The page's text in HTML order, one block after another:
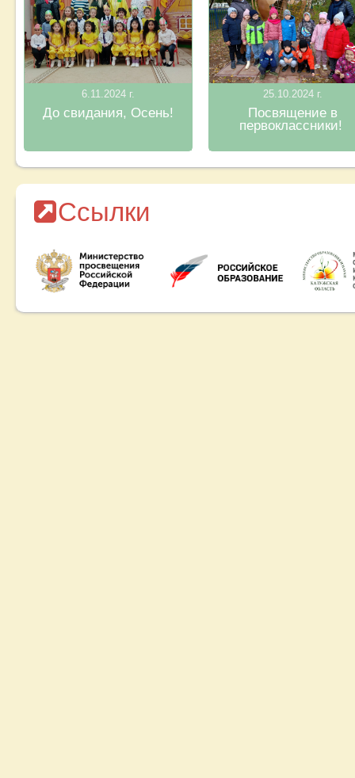
6.11.2024 г.
До свидания, Осень!
25.10.2024 г.
Посвящение в
первоклассники!
Ссылки